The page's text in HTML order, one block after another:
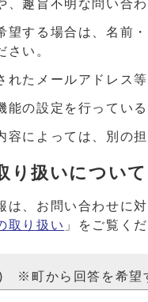
、趣旨不明な問い合
望する場合は、名前
さい。
れたメールアドレス
能の設定を行ってい
容によっては、別の
り扱いについて
は、お問い合わせに
取り扱い 」をご覧く
※町から回答を希望